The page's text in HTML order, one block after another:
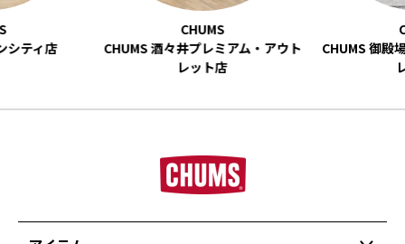
シティ店
CHUMS 酒々井プレミアム・アウト
レット店
CHUMS 御殿